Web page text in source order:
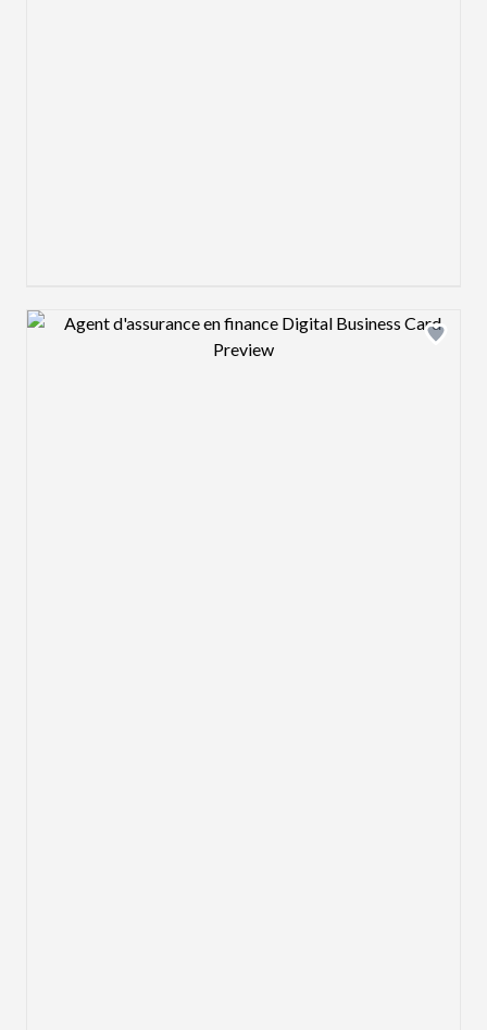
Design preview image